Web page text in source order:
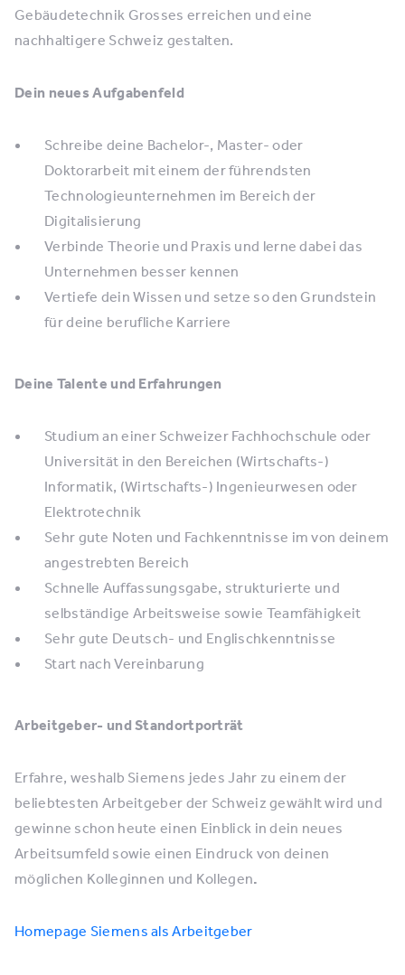
Gebäudetechnik Grosses erreichen und eine
nachhaltigere Schweiz gestalten.
Dein neues Aufgabenfeld
Schreibe deine Bachelor-, Master- oder
Doktorarbeit mit einem der führendsten
Technologieunternehmen im Bereich der
Digitalisierung
Verbinde Theorie und Praxis und lerne dabei das
Unternehmen besser kennen
Vertiefe dein Wissen und setze so den Grundstein
für deine berufliche Karriere
Deine Talente und Erfahrungen
Studium an einer Schweizer Fachhochschule oder
Universität in den Bereichen (Wirtschafts-)
Informatik, (Wirtschafts-) Ingenieurwesen oder
Elektrotechnik
Sehr gute Noten und Fachkenntnisse im von deinem
angestrebten Bereich
Schnelle Auffassungsgabe, strukturierte und
selbständige Arbeitsweise sowie Teamfähigkeit
Sehr gute Deutsch- und Englischkenntnisse
Start nach Vereinbarung
Arbeitgeber- und Standortporträt
Erfahre, weshalb Siemens jedes Jahr zu einem der
beliebtesten Arbeitgeber der Schweiz gewählt wird und
gewinne schon heute einen Einblick in dein neues
Arbeitsumfeld sowie einen Eindruck von deinen
möglichen Kolleginnen und Kollegen.
Homepage Siemens als Arbeitgeber